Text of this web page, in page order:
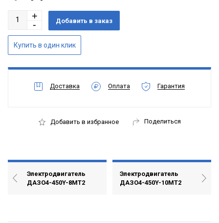
Доставка Оплата Гарантия
Добавить в избранное Поделиться
Электродвигатель
ДАЗО4-450Y-8МТ2
Электродвигатель
ДАЗО4-450Y-10МТ2